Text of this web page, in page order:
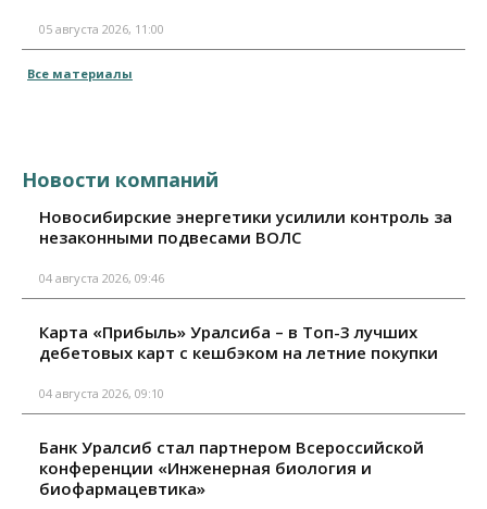
05 августа 2026, 11:00
Все материалы
Новости компаний
Новосибирские энергетики усилили контроль за
незаконными подвесами ВОЛС
04 августа 2026, 09:46
Карта «Прибыль» Уралсиба – в Топ-3 лучших
дебетовых карт с кешбэком на летние покупки
04 августа 2026, 09:10
Банк Уралсиб стал партнером Всероссийской
конференции «Инженерная биология и
биофармацевтика»